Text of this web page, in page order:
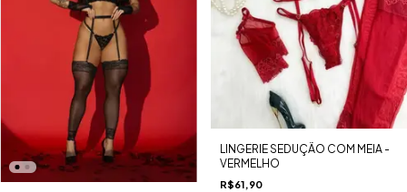
LINGERIE SEDUÇÃO COM MEIA -
VERMELHO
R$61,90